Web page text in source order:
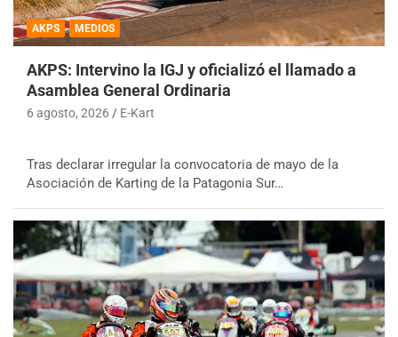
AKPS MEDIOS
AKPS: Intervino la IGJ y oficializó el llamado a
Asamblea General Ordinaria
6 agosto, 2026 E-Kart
Tras declarar irregular la convocatoria de mayo de la
Asociación de Karting de la Patagonia Sur…